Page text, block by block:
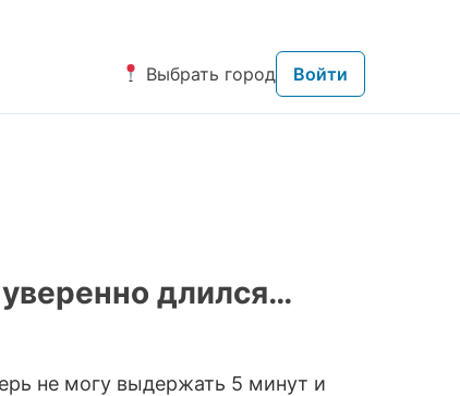
Выбрать город Войти
длился…
не могу выдержать 5 минут и